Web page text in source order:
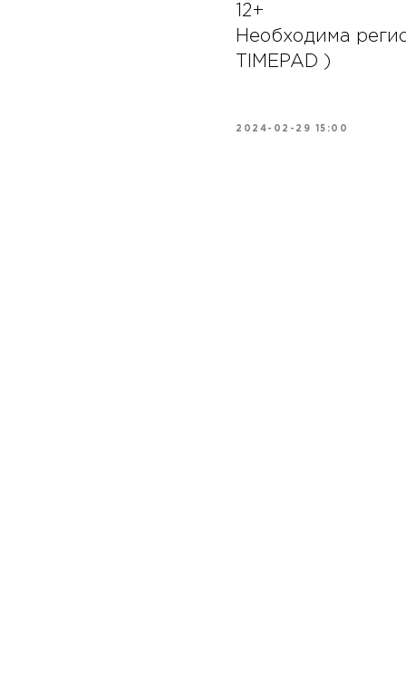
12+
Необходима
TIMEPAD )
2024-02-29 15:00